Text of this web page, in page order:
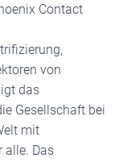
Contact
von
das
Gesellschaft bei
mit
alle. Das